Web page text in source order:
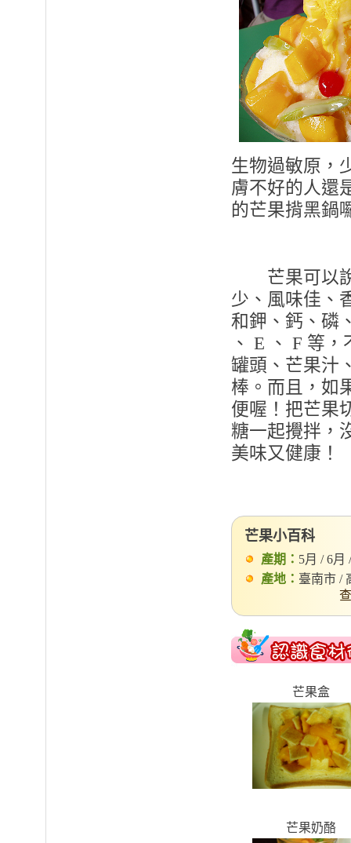
生物過敏原，
膚不好的人還
的芒果揹黑鍋
芒果可以說
少、風味佳、
和鉀、鈣、磷
、 E 、 F 等
罐頭、芒果汁
棒。而且，如
便喔！把芒果
糖一起攪拌，
美味又健康！
芒果小百科
產期： 5月 / 6月
產地： 臺南市 /
芒果盒
芒果奶酪